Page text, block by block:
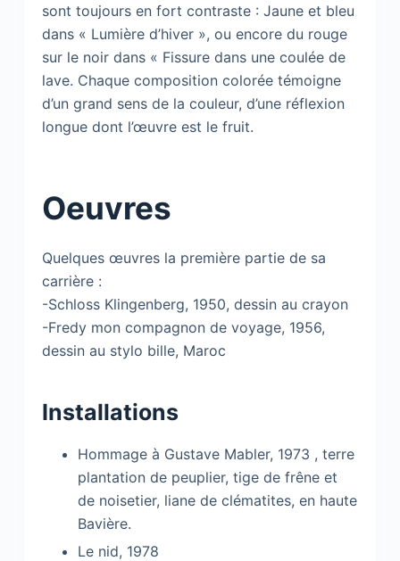
sont toujours en fort contraste : Jaune et bleu
dans « Lumière d’hiver », ou encore du rouge
sur le noir dans « Fissure dans une coulée de
lave. Chaque composition colorée témoigne
d’un grand sens de la couleur, d’une réflexion
longue dont l’œuvre est le fruit.
Oeuvres
Quelques œuvres la première partie de sa
carrière :
-Schloss Klingenberg, 1950, dessin au crayon
-Fredy mon compagnon de voyage, 1956,
dessin au stylo bille, Maroc
Installations
Hommage à Gustave Mabler, 1973 , terre
plantation de peuplier, tige de frêne et
de noisetier, liane de clématites, en haute
Bavière.
Le nid, 1978